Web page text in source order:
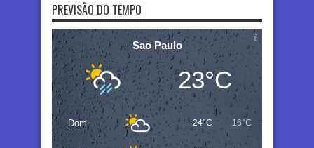
PREVISÃO DO TEMPO
Sao Paulo
23°C
Dom 24°C 16°C